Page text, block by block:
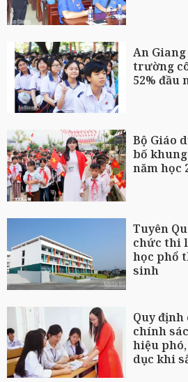
An
trường
52% đầu
Bộ Giáo
bố
năm học
Tuyên
chức thi
học phổ
sinh
Quy định
chính
hiệu
dục khi